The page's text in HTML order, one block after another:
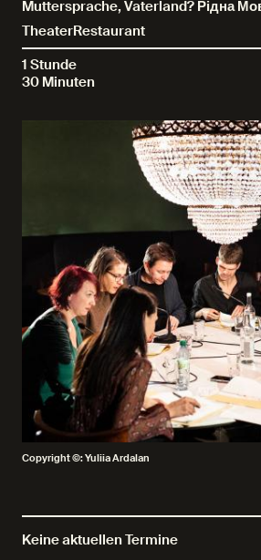
Muttersprache, Vaterland? Рідна
TheaterRestaurant
1 Stunde
30 Minuten
Copyright ©: Yuliia Ardalan
Keine aktuellen Termine